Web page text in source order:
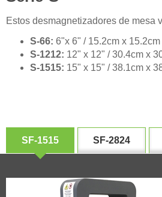
Estos desmagnetizadores de mesa
S-66: 6"x 6" / 15.2cm x
S-1212: 12" x 12" / 30.4cm x
S-1515: 15" x 15" / 38.1cm x
SF-1515 SF-2824